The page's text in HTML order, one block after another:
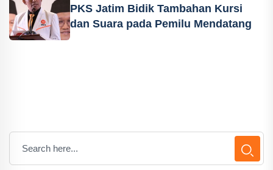
PKS Jatim Bidik Tambahan Kursi
dan Suara pada Pemilu Mendatang